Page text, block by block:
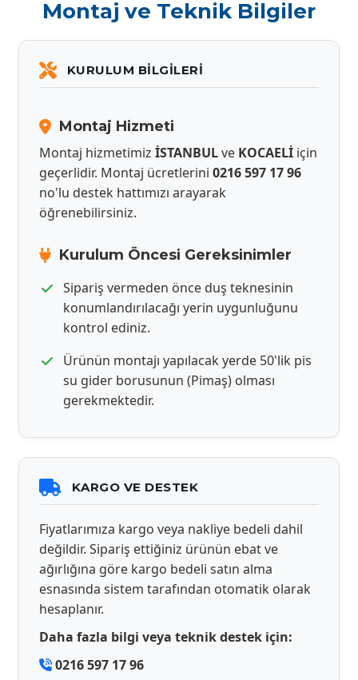
Montaj ve Teknik Bilgiler
KURULUM BILGILERI
Montaj Hizmeti
Montaj hizmetimiz İSTANBULve KOCAELİ için
geçerlidir. Montaj ücretlerini 0216 597 17 96
no'lu destek hattımızı arayarak
öğrenebilirsiniz.
Kurulum Öncesi Gereksinimler
Sipariş vermeden önce duş teknesinin
konumlandırılacağı yerin uygunluğunu
kontrol ediniz.
Ürünün montajı yapılacak yerde 50'lik pis
su gider borusunun (Pimaş) olması
gerekmektedir.
KARGO VE DESTEK
Fiyatlarımıza kargo veya nakliye bedeli dahil
değildir. Sipariş ettiğiniz ürünün ebat ve
ağırlığına göre kargo bedeli satın alma
esnasında sistem tarafından otomatik olarak
hesaplanır.
Daha fazla bilgi veya teknik destek için:
0216 597 17 96